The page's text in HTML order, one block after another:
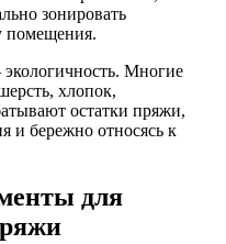
зонировать
помещения.
Многие
хлопок,
остатки пряжи,
и бережно относясь к
для